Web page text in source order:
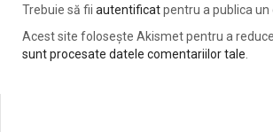
Trebuie să fii autentificatpentru a publica
Acest site folosește Akismet pentru a
sunt procesate datele comentariilor tale.